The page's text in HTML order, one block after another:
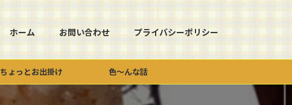
ホーム お問い合わせ プライバシーポリシー
ちょっとお出掛け 色～んな話